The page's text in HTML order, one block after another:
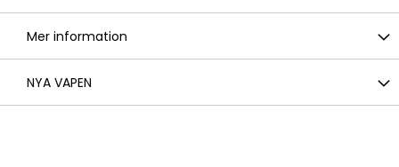
Mer information
NYA VAPEN